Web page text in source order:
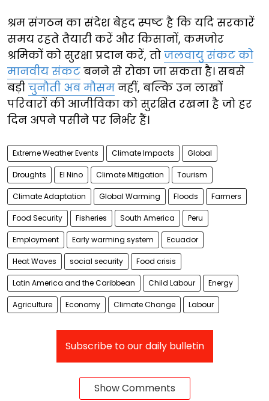
श्रम संगठन का संदेश बेहद स्पष्ट है कि यदि सरकारें
समय रहते तैयारी करें और किसानों, कमजोर
श्रमिकों को सुरक्षा प्रदान करें, तो जलवायु संकट को
मानवीय संकट बनने से रोका जा सकता है। सबसे
बड़ी चुनौती अब मौसम नहीं, बल्कि उन लाखों
परिवारों की आजीविका को सुरक्षित रखना है जो हर
दिन अपने पसीने पर निर्भर हैं।
Extreme Weather Events Climate Impacts Global
Droughts El Nino Climate Mitigation Tourism
Climate Adaptation Global Warming Floods Farmers
Food Security Fisheries South America Peru
Employment Early warming system Ecuador
Heat Waves social security Food crisis
Latin America and the Caribbean Child Labour Energy
Agriculture Economy Climate Change Labour
Subscribe to our daily bulletin
Show Comments